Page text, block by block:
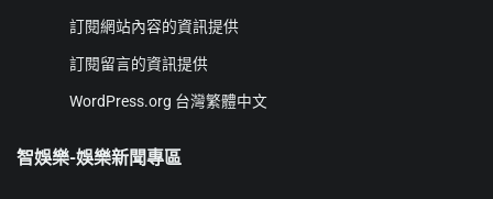
訂閱網站內容的資訊提供
訂閱留言的資訊提供
WordPress.org 台灣繁體中文
智娛樂-娛樂新聞專區